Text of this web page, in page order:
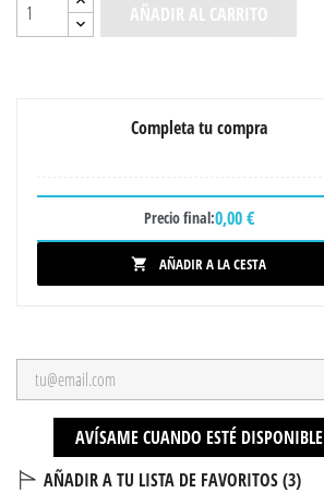
AÑADIR AL CARRITO
Completa tu compra
Precio final:0,00 €
 AÑADIR A LA CESTA
AVÍSAME CUANDO ESTÉ DISPONIBLE
AÑADIR A TU LISTA DE FAVORITOS (3)